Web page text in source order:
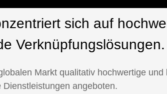
sich auf
Verknüpfungslösungen.
Markt qualitativ hochwertige
Dienstleistungen angeboten.